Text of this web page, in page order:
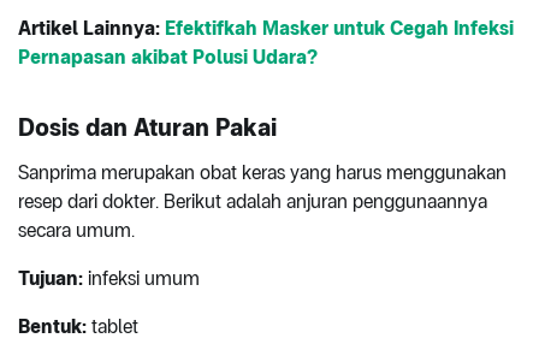
Artikel Lainnya: Efektifkah Masker untuk Cegah Infeksi
Pernapasan akibat Polusi Udara?
Dosis dan Aturan Pakai
Sanprima merupakan obat keras yang harus menggunakan
resep dari dokter. Berikut adalah anjuran penggunaannya
secara umum.
Tujuan: infeksi umum
Bentuk: tablet